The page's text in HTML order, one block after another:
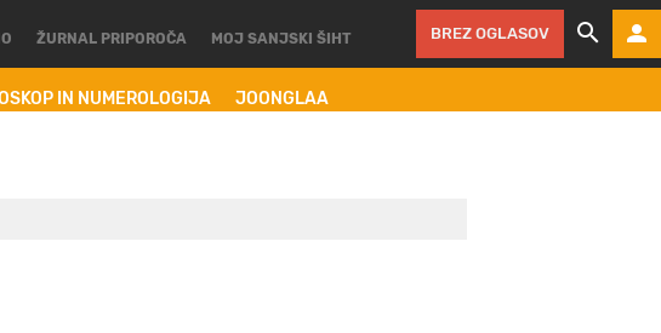
IN NUMEROLOGIJA JOONGLAA
ŽURNAL PRIPOROČA MOJ SANJSKI ŠIHT BREZ OGLASOV